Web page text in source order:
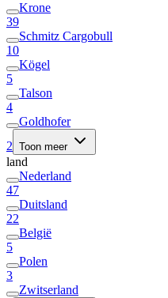
Krone
39
Schmitz Cargobull
10
Kögel
5
Talson
4
Goldhofer
2 Toon meer
land
Nederland
47
Duitsland
22
België
5
Polen
3
Zwitserland